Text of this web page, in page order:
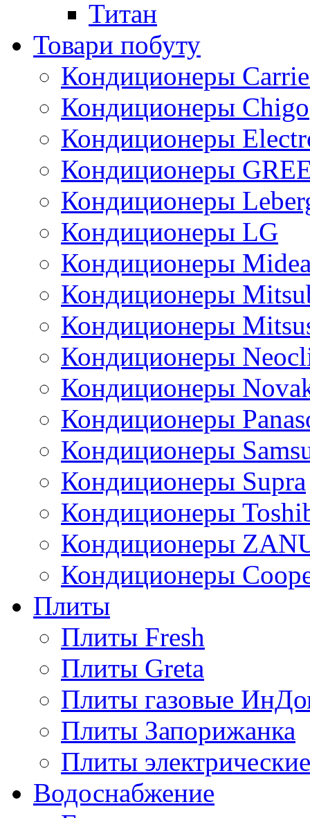
Титан
Товари побуту
Кондиционеры
Кондиционеры Chigo
Кондиционеры
Кондиционеры
Кондиционеры
Кондиционеры LG
Кондиционеры
Кондиционеры
Кондиционеры
Кондиционеры
Кондиционеры
Кондиционеры
Кондиционеры
Кондиционеры Supra
Кондиционеры
Кондиционеры
Кондиционеры
Плиты
Плиты Fresh
Плиты Greta
Плиты газовые
Плиты Запорижанка
Плиты
Водоснабжение